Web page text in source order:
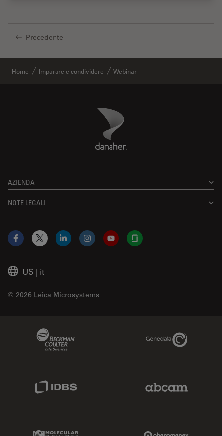
Precedente
Home Imparare e condividere Webinar
Danaher Logo
AZIENDA
NOTE LEGALI
US | it
© 2026 Leica Microsystems
Facebook
X LinkedInInstagramYouTubeGlassdoor
Genedata Link
Molecular Devices Link